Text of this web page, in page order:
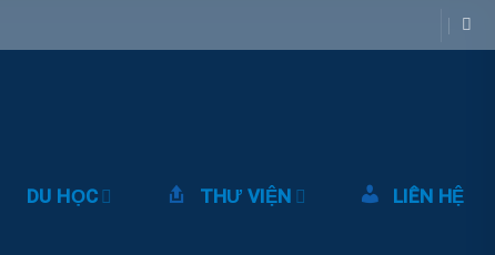
DU HỌC THƯ VIỆN LIÊN HỆ